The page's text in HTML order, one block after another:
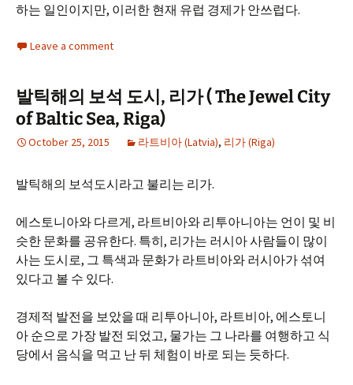
하는 일인이지만, 이러한 현재 유럽 경제가 안쓰럽다.
Leave a comment
발틱해의 보석 도시, 리가 ( The Jewel City
of Baltic Sea, Riga)
October 25, 2015 라트비아 (Latvia), 리가 (Riga)
발틱해의 보석도시라고 불리는 리가.
에스토니아와 다르게, 라트비아와 리투아니아는 언이 및 비
슷한 문화를 공유한다. 특히, 리가는 러시아 사람들이 많이
사는 도시로, 그 특색과 문화가 라트비아와 러시아가 섞여
있다고 볼 수 있다.
경제적 발전을 보았을 때 리투아니아, 라트비아, 에스토니
아 순으로 가장 발전 되었고, 물가는 그 나라를 여행하고 식
당에서 음식을 먹고 난 뒤 체험이 바로 되는 듯하다.